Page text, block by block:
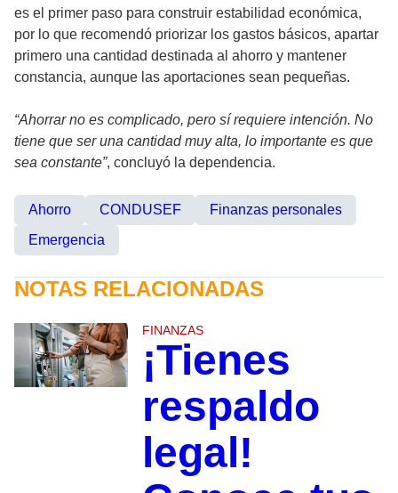
es el primer paso para construir estabilidad económica,
por lo que recomendó priorizar los gastos básicos, apartar
primero una cantidad destinada al ahorro y mantener
constancia, aunque las aportaciones sean pequeñas.
“Ahorrar no es complicado, pero sí requiere intención. No
tiene que ser una cantidad muy alta, lo importante es que
sea constante”, concluyó la dependencia.
Ahorro CONDUSEF
Finanzas personales
Emergencia
NOTAS RELACIONADAS
FINANZAS
¡Tienes
respaldo
legal!